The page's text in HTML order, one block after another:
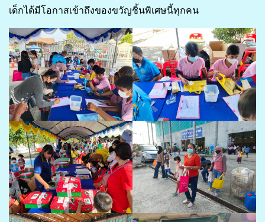
เด็กได้มีโอกาสเข้าถึงของขวัญชิ้นพิเศษนี้ทุกคน